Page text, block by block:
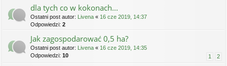
dla tych co w kokonach...
Ostatni post autor: Livena « 16 cze 2019, 14:37
Odpowiedzi: 2
Jak zagospodarować 0,5 ha?
Ostatni post autor: Livena « 16 cze 2019, 14:35
Odpowiedzi: 10 1 2